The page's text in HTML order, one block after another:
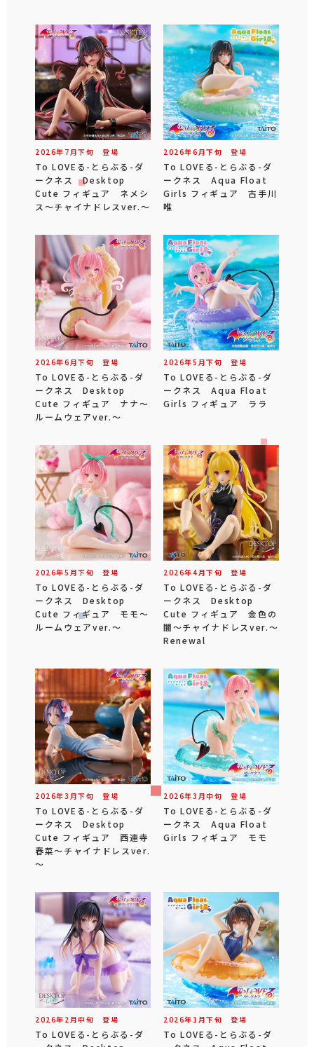
2026年 7 月下旬 登場
To LOVEる-とらぶる-ダ
ークネス Desktop
Cute フィギュア ネメシ
ス～チャイナドレスver.～
2026年6 月下旬 登場
To LOVEる-とらぶる-ダ
ークネス Aqua Float
Girls フィギュア 古手川
唯
2026年6 月下旬 登場
To LOVEる-とらぶる-ダ
ークネス Desktop
Cute フィギュア ナナ～
ルームウェアver.～
2026年5 月下旬 登場
To LOVEる-とらぶる-ダ
ークネス Aqua Float
Girls フィギュア ララ
2026年5 月下旬 登場
To LOVEる-とらぶる-ダ
ークネス Desktop
Cute フィギュア モモ～
ルームウェアver.～
2026年4 月下旬 登場
To LOVEる-とらぶる-ダ
ークネス Desktop
Cute フィギュア 金色の
闇～チャイナドレスver.～
Renewal
2026年3 月下旬 登場
To LOVEる-とらぶる-ダ
ークネス Desktop
Cute フィギュア 西連寺
春菜～チャイナドレスver.
～
2026年3 月中旬 登場
To LOVEる-とらぶる-ダ
ークネス Aqua Float
Girls フィギュア モモ
2026年 2 月中旬 登場
To LOVEる-とらぶる-ダ
2026年 1 月下旬 登場
To LOVEる-とらぶる-ダ